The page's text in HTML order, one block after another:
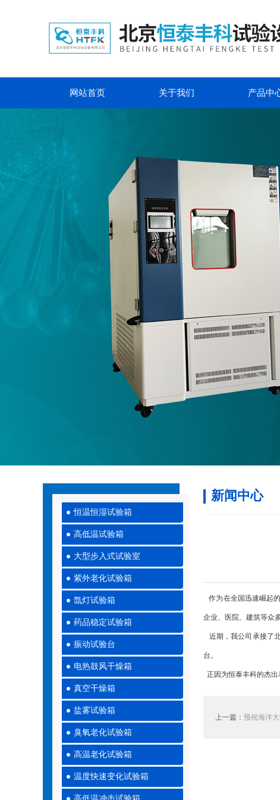
网站首页 关于我们 产品中
恒温恒湿试验箱
高低温试验箱
大型步入式试验室
紫外老化试验箱
氙灯试验箱
药品稳定试验箱
振动试验台
电热鼓风干燥箱
真空干燥箱
盐雾试验箱
臭氧老化试验箱
高温老化试验箱
温度快速变化试验箱
新闻中心
作为在全国迅速崛起
企业、医院、建筑等众
近期，我公司承接了
台。
正因为恒泰丰科的杰
上一篇： 预祝海洋